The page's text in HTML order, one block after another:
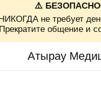
⚠️
не требует
Прекратите общение и
Атырау